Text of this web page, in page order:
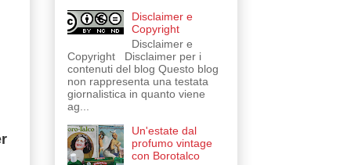
Disclaimer e
Copyright
Disclaimer e
Copyright Disclaimer per i
contenuti del blog Questo blog
non rappresenta una testata
giornalistica in quanto viene
ag...
Un'estate dal
profumo vintage
con Borotalco